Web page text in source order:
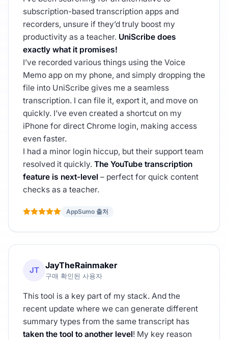
subscription-based transcription apps and
recorders, unsure if they’d truly boost my
productivity as a teacher. UniScribe does
exactly what it promises!
I’ve recorded various things using the Voice
Memo app on my phone, and simply dropping the
file into UniScribe gives me a seamless
transcription. I can file it, export it, and move on
quickly. I’ve even created a shortcut on my
iPhone for direct Chrome login, making access
even faster.
I had a minor login hiccup, but their support team
resolved it quickly. The YouTube transcription
feature is next-level – perfect for quick content
checks as a teacher.
AppSumo 출처
JT JayTheRainmaker
구매 확인된 사용자
This tool is a key part of my stack. And the
recent update where we can generate different
summary types from the same transcript has
taken the tool to another level! My key reason